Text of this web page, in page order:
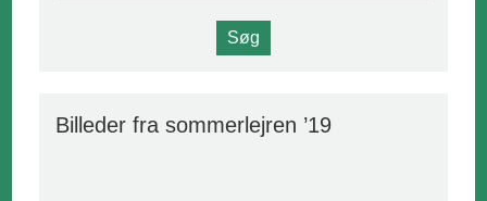
Billeder fra sommerlejren ’19